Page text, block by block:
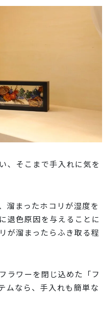
、そこまで手入れに気を
溜まったホコリが湿度を
退色原因を与えることに
が溜まったらふき取る程
ラワーを閉じ込めた「フ
ムなら、手入れも簡単な